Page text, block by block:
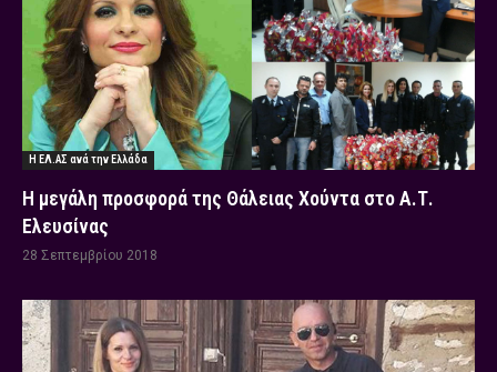
Η ΕΛ.ΑΣ ανά την Ελλάδα
Η μεγάλη προσφορά της Θάλειας Χούντα στο Α.Τ.
Ελευσίνας
28 Σεπτεμβρίου 2018